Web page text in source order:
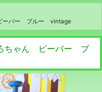
ーバー ブルー vintage
ちゃん ビーバー ブ